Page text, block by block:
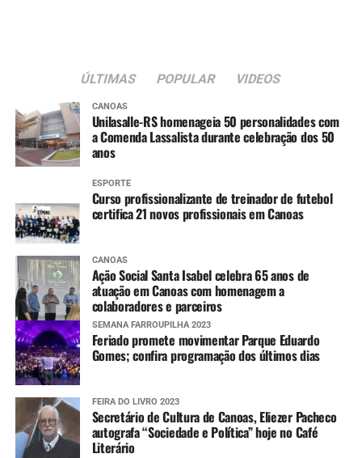
ÚLTIMAS POPULAR VIDEOS
CANOAS
Unilasalle-RS homenageia 50 personalidades com
a Comenda Lassalista durante celebração dos 50
anos
ESPORTE
Curso profissionalizante de treinador de futebol
certifica 21 novos profissionais em Canoas
CANOAS
Ação Social Santa Isabel celebra 65 anos de
atuação em Canoas com homenagem a
colaboradores e parceiros
SEMANA FARROUPILHA 2023
Feriado promete movimentar Parque Eduardo
Gomes; confira programação dos últimos dias
FEIRA DO LIVRO 2023
Secretário de Cultura de Canoas, Eliezer Pacheco
autografa “Sociedade e Política” hoje no Café
Literário